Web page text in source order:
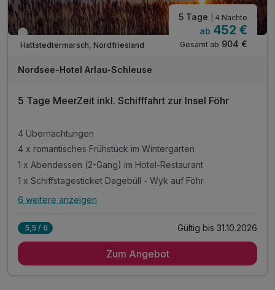
Nur noch bis Oktober
Hattstedtermarsch, Nordfriesland
5 Tage | 4 Nächte
ab 452 €
Gesamt ab 904 €
Nordsee-Hotel Arlau-Schleuse
5 Tage MeerZeit inkl. Schifffahrt zur Insel Föhr
4 Übernachtungen
4 x romantisches Frühstück im Wintergarten
1 x Abendessen (2-Gang) im Hotel-Restaurant
1 x Schiffstagesticket Dagebüll - Wyk auf Föhr
Alle Inklusivleistungen
4 x romantisches Frühstück im Wintergarten
6 weitere anzeigen
5,5 / 6 Gültig bis 31.10.2026
Zum Angebot